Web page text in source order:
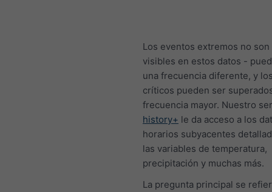
Los eventos extremos no
visibles en estos datos -
una frecuencia diferente, y
críticos pueden ser
frecuencia mayor. Nuestro
history+ le da acceso a los
horarios subyacentes
las variables de temperatura,
precipitación y muchas más.
La pregunta principal se